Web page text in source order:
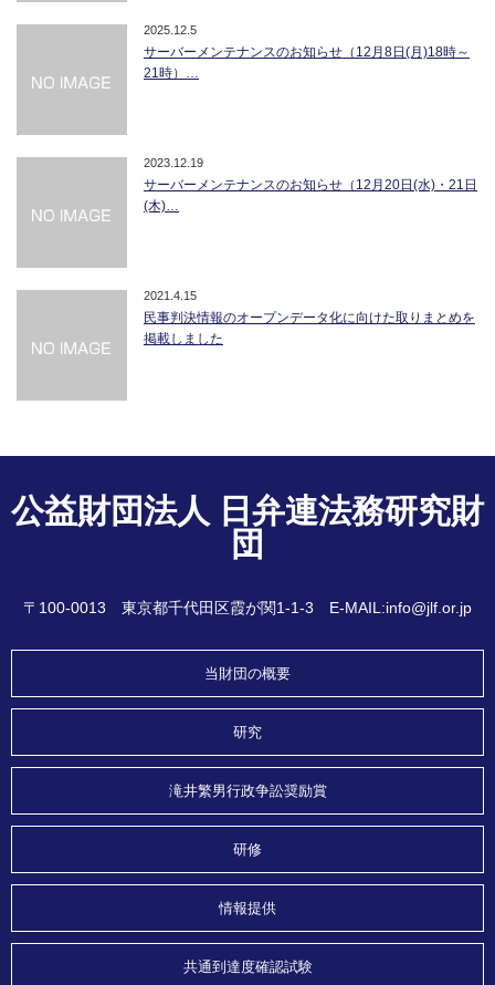
2025.12.5
サーバーメンテナンスのお知らせ（12月8日(月)18時～
21時）…
2023.12.19
サーバーメンテナンスのお知らせ（12月20日(水)・21日
(木)…
2021.4.15
民事判決情報のオープンデータ化に向けた取りまとめを
掲載しました
公益財団法人 日弁連法務研究財
団
〒100-0013 東京都千代田区霞が関1-1-3 E-MAIL:info@jlf.or.jp
当財団の概要
研究
滝井繁男行政争訟奨励賞
研修
情報提供
共通到達度確認試験